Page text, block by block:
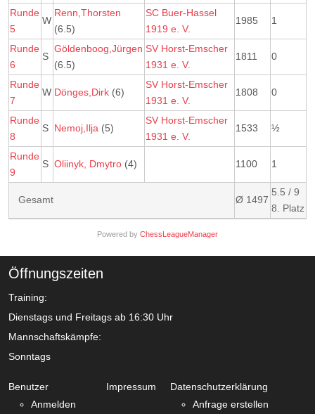
Runde
5
W
Renn,Thorsten
(6.5)
SC Buer-Hassel
1919 e. V.
1985 1
Runde
6
S
Göldenboog,Jürgen
(6.5)
SV Horst-Emscher
1931 e. V.
1811 0
Runde
7
W Dönges,Dirk (6)
SV Horst-Emscher
1931 e. V.
1808 0
Runde
8
S Nemoj,Ilja (5)
SV Horst-Emscher
1931 e. V.
1533 ½
Runde
9
S Oliinyk, Dmytro (4) 1100 1
Gesamt Ø 1497
5.5 / 9
8. Platz
Powered by ChessLeagueManager
Öffnungszeiten
Training:
Dienstags und Freitags ab 16:30 Uhr
Mannschaftskämpfe:
Sonntags
Benutzer
Anmelden
Impressum
Datenschutzerklärung
Anfrage erstellen